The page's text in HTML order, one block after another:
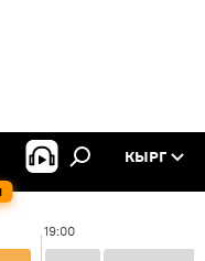
КЫРГ
19:00